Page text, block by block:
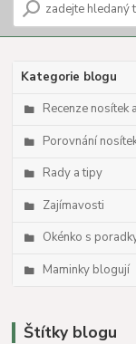
Kategorie blogu
Recenze nosítek
Porovnání
Rady a tipy
Zajímavosti
Okénko s
Maminky blogují
Štítky blogu